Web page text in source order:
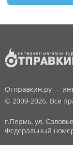
Отправкин.ру —
© 2009-2026. Все
г.Пермь, ул.
Федеральный